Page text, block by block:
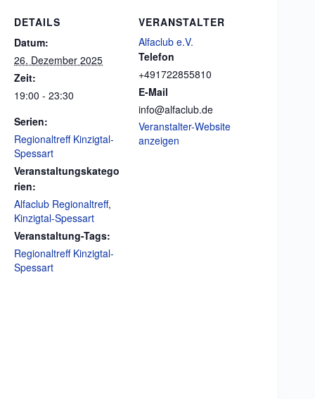
DETAILS
Datum:
26. Dezember 2025
Zeit:
19:00 - 23:30
Serien:
Regionaltreff Kinzigtal-
Spessart
Veranstaltungskatego
rien:
Alfaclub Regionaltreff,
Kinzigtal-Spessart
Veranstaltung-Tags:
Regionaltreff Kinzigtal-
Spessart
VERANSTALTER
Alfaclub e.V.
Telefon
+491722855810
E-Mail
info@alfaclub.de
Veranstalter-Website
anzeigen